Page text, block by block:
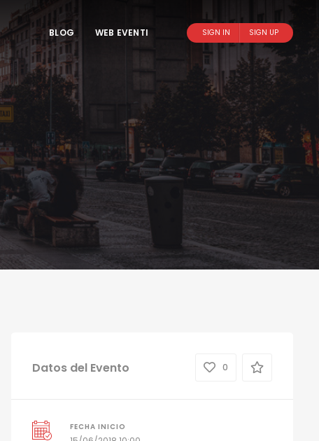
BLOG WEB EVENTI SIGN IN SIGN UP
Datos del Evento 0
FECHA INICIO